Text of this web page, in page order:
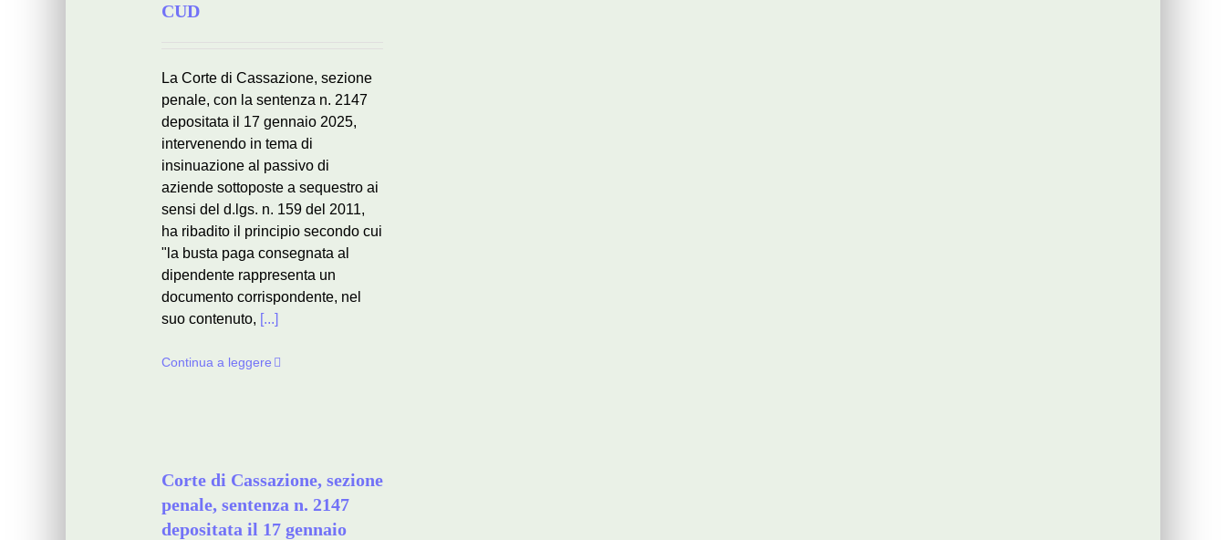
CUD
La Corte di Cassazione, sezione
penale, con la sentenza n. 2147
depositata il 17 gennaio 2025,
intervenendo in tema di
insinuazione al passivo di
aziende sottoposte a sequestro ai
sensi del d.lgs. n. 159 del 2011,
ha ribadito il principio secondo cui
"la busta paga consegnata al
dipendente rappresenta un
documento corrispondente, nel
suo contenuto, [...]
Continua a leggere
Corte di Cassazione, sezione
penale, sentenza n. 2147
depositata il 17 gennaio